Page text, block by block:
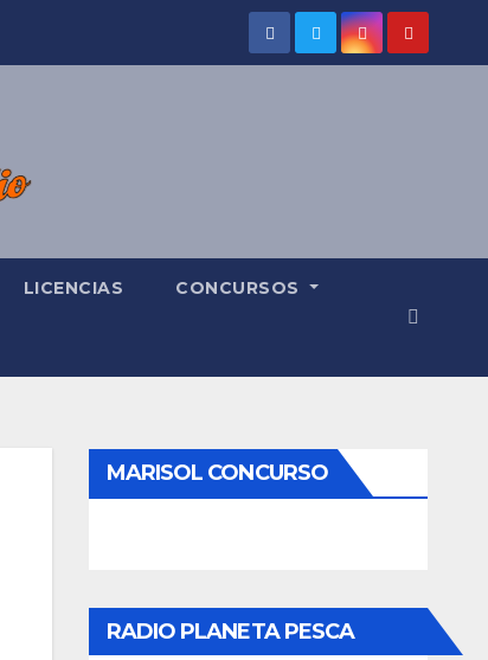
LICENCIAS CONCURSOS
MARISOL CONCURSO
RADIO PLANETA PESCA